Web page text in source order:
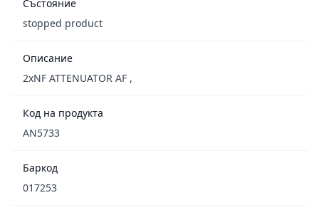
Състояние
stopped product
Описание
2xNF ATTENUATOR AF ,
Код на продукта
AN5733
Баркод
017253